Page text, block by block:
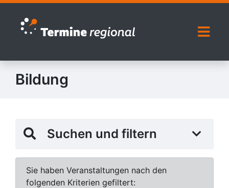
Zur Navigation springen
Zum Inhalt springen
Bildung
Suchen und filtern
Sie haben Veranstaltungen nach den
folgenden Kriterien gefiltert: